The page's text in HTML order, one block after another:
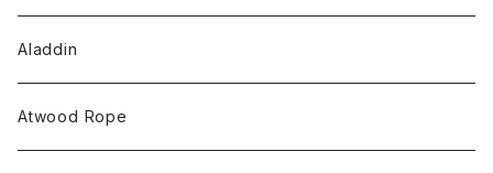
Aladdin
Atwood Rope